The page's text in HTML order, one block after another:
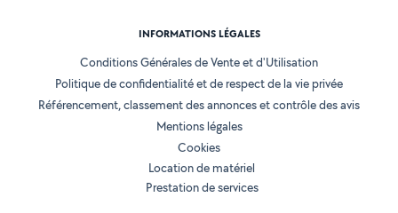
INFORMATIONS LÉGALES
Conditions Générales de Vente et d'Utilisation
Politique de confidentialité et de respect de la vie privée
Référencement, classement des annonces et contrôle des avis
Mentions légales
Cookies
Location de matériel
Prestation de services